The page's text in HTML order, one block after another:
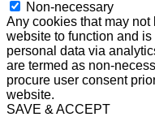
Non-necessary
Any cookies that may
website to function and
personal data via
are termed as non-
procure user consent
website.
SAVE & ACCEPT